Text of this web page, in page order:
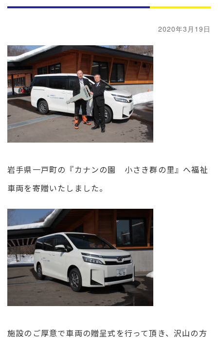
2020年3月19日
岩手県一戸町の『カナンの園 小さき群の里』へ福祉
車両を寄贈いたしました。
施設のご厚意で車両の贈呈式を行って頂き、沢山の方